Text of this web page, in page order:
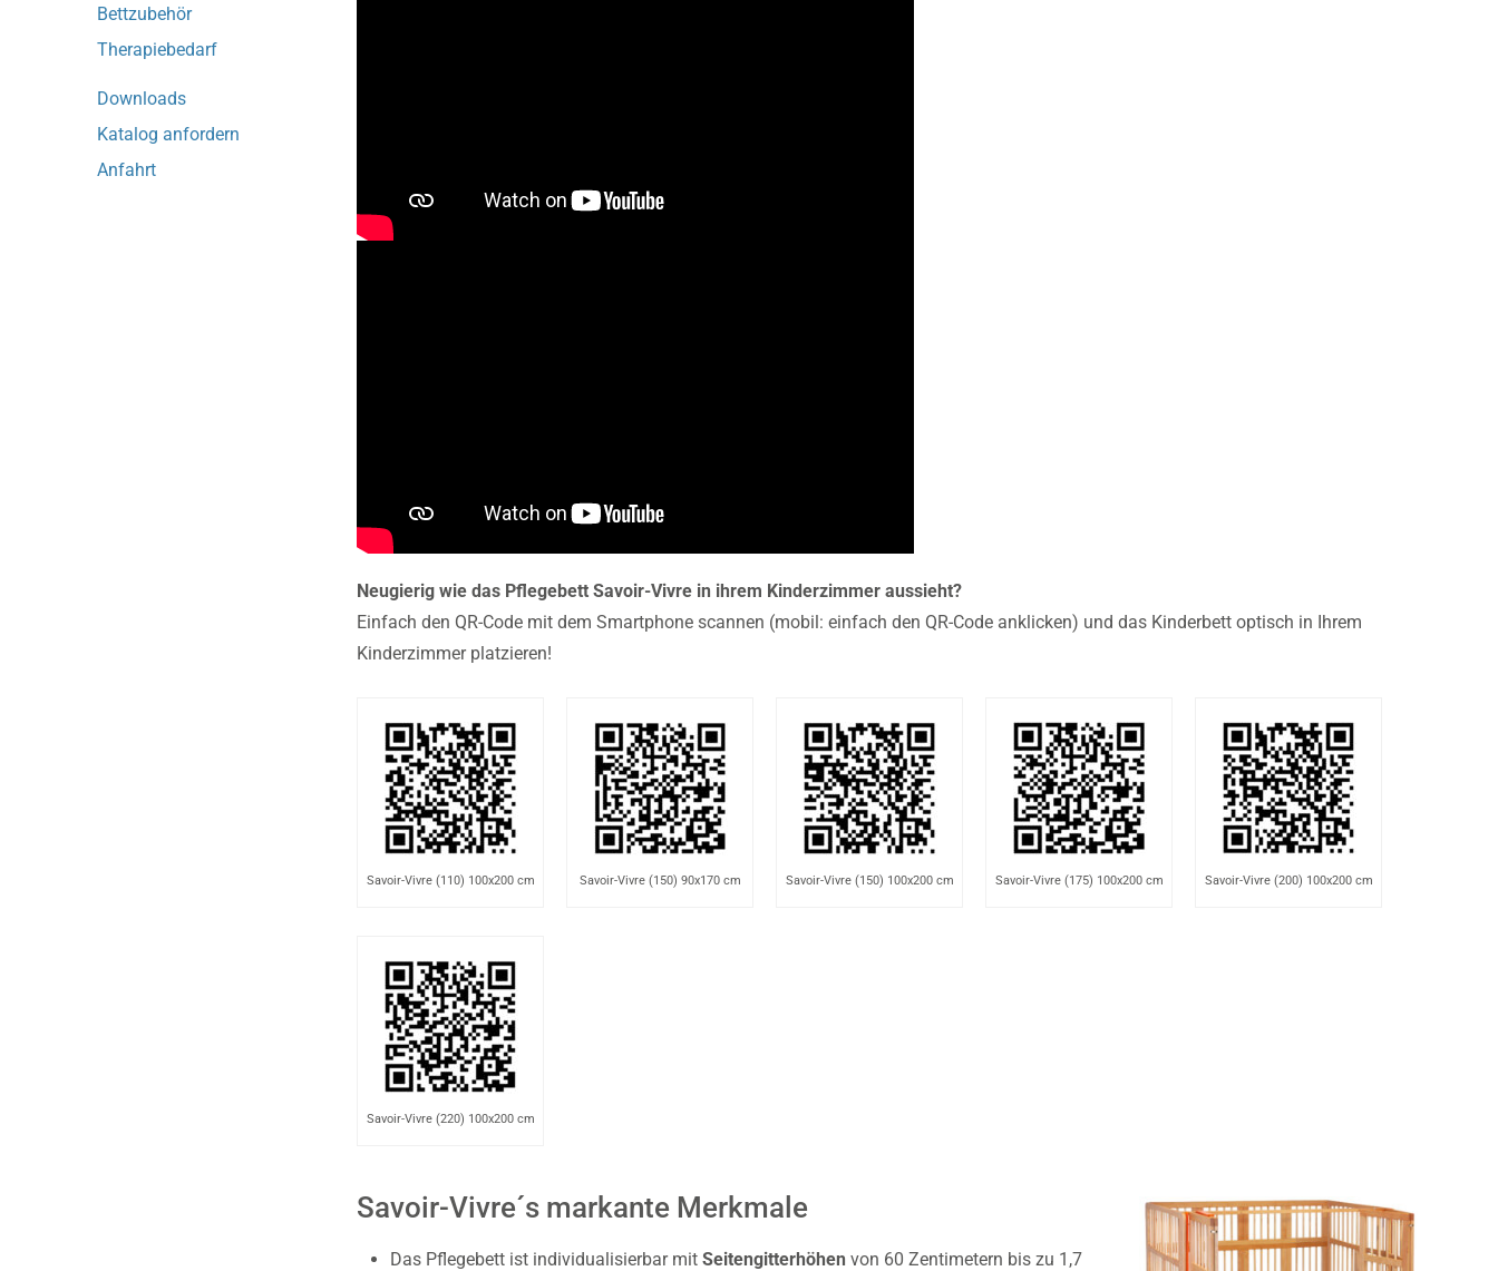
Bettzubehör
Therapiebedarf
Downloads
Katalog anfordern
Anfahrt
Neugierig wie das Pflegebett Savoir-Vivre in ihrem Kinderzimmer aussieht?
Einfach den QR-Code mit dem Smartphone scannen (mobil: einfach den QR-Code anklicken) und das Kinderbett optisch in Ihrem
Kinderzimmer platzieren!
Savoir-Vivre (110) 100x200 cm Savoir-Vivre (150) 90x170 cm Savoir-Vivre (150) 100x200 cm Savoir-Vivre (175) 100x200 cm Savoir-Vivre (200) 100x200 cm
Savoir-Vivre (220) 100x200 cm
Savoir-Vivre´s markante Merkmale
Das Pflegebett ist individualisierbar mit Seitengitterhöhen von 60 Zentimetern bis zu 1,7